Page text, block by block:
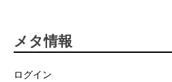
メタ情報
ログイン